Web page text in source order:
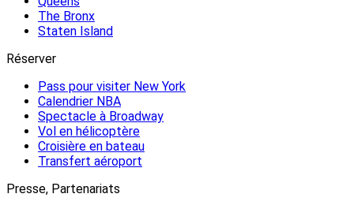
The Bronx
Staten Island
Réserver
Pass pour visiter New York
Calendrier NBA
Spectacle à Broadway
Vol en hélicoptère
Croisière en bateau
Transfert aéroport
Presse, Partenariats